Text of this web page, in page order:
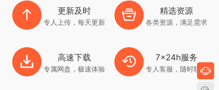
更新及时
专人上传，每天更新
精选资源
各类资源，满足需求
高速下载
专属网盘，极速体验
7x24h服务
专人客服，随时联系